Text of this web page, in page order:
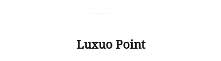
Luxuo Point